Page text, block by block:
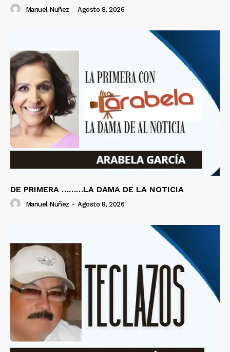
Manuel Nuñez - Agosto 8, 2026
DE PRIMERA ………LA DAMA DE LA NOTICIA
Manuel Nuñez - Agosto 8, 2026